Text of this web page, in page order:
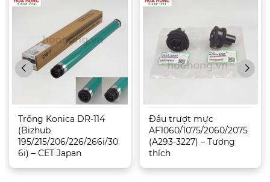
Trống Konica DR-114
(Bizhub
195/215/206/226/266i/30
6i) – CET Japan
Đầu trượt mực
AF1060/1075/2060/2075
(A293-3227) – Tương
thích